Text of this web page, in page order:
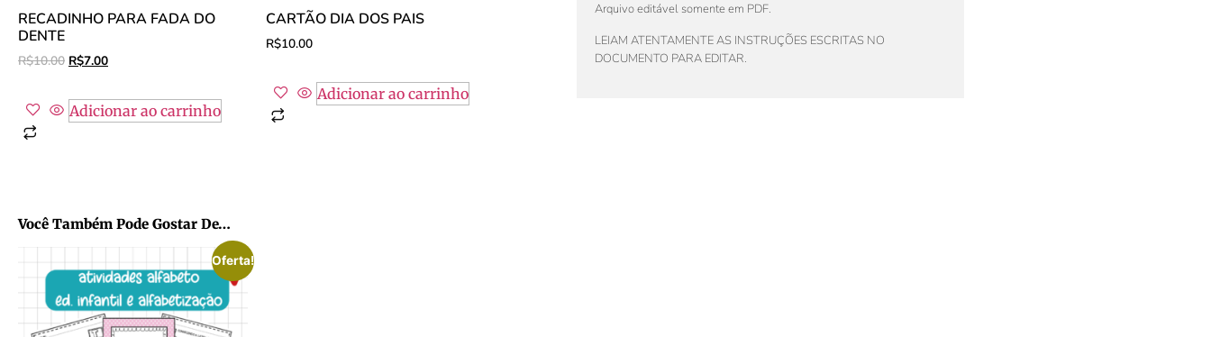
RECADINHO PARA FADA DO
DENTE
R$10.00 R$7.00
Adicionar ao carrinho
CARTÃO DIA DOS PAIS
R$10.00
Adicionar ao carrinho
Você Também Pode Gostar De…
Oferta!
Arquivo editável somente em PDF.
LEIAM ATENTAMENTE AS INSTRUÇÕES ESCRITAS NO
DOCUMENTO PARA EDITAR.